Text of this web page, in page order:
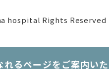
hospital Rights Reserved
るページをご案内い